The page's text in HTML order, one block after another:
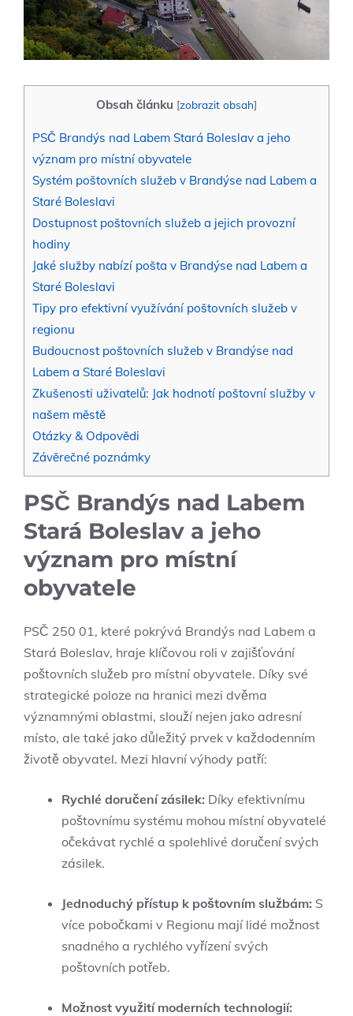
Obsah článku [zobrazit obsah]
PSČ Brandýs nad Labem Stará Boleslav a jeho
význam pro místní obyvatele
Systém poštovních služeb v Brandýse nad Labem a
Staré Boleslavi
Dostupnost poštovních služeb a jejich provozní
hodiny
Jaké služby nabízí pošta v Brandýse nad Labem a
Staré Boleslavi
Tipy pro efektivní využívání poštovních služeb v
regionu
Budoucnost poštovních služeb v Brandýse nad
Labem a Staré Boleslavi
Zkušenosti uživatelů: Jak hodnotí poštovní služby v
našem městě
Otázky & Odpovědi
Závěrečné poznámky
PSČ Brandýs nad Labem
Stará Boleslav a jeho
význam pro místní
obyvatele
PSČ 250 01, které pokrývá Brandýs nad Labem a
Stará Boleslav, hraje klíčovou roli v zajišťování
poštovních služeb pro místní obyvatele. Díky své
strategické poloze na hranici mezi dvěma
významnými oblastmi, slouží nejen jako adresní
místo, ale také jako důležitý prvek v každodenním
životě obyvatel. Mezi hlavní výhody patří:
Rychlé doručení zásilek: Díky efektivnímu
poštovnímu systému mohou místní obyvatelé
očekávat rychlé a spolehlivé doručení svých
zásilek.
Jednoduchý přístup k poštovním službám: S
více pobočkami v Regionu mají lidé možnost
snadného a rychlého vyřízení svých
poštovních potřeb.
Možnost využití moderních technologií: